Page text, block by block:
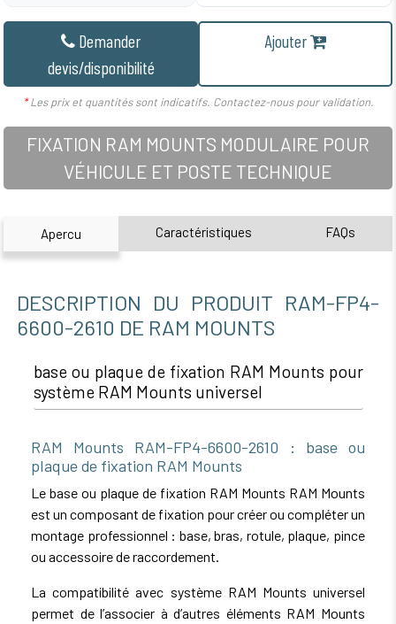
Demander
devis/disponibilité
Ajouter
*Les prix et quantités sont indicatifs. Contactez-nous pour validation.
FIXATION RAM MOUNTS MODULAIRE POUR
VÉHICULE ET POSTE TECHNIQUE
Apercu Caractéristiques FAQs
DESCRIPTION DU PRODUIT RAM-FP4-
6600-2610 DE RAM MOUNTS
base ou plaque de fixation RAM Mounts pour
système RAM Mounts universel
RAM Mounts RAM-FP4-6600-2610 : base ou
plaque de fixation RAM Mounts
Le base ou plaque de fixation RAM Mounts RAM Mounts
est un composant de fixation pour créer ou compléter un
montage professionnel : base, bras, rotule, plaque, pince
ou accessoire de raccordement.
La compatibilité avec système RAM Mounts universel
permet de l’associer à d’autres éléments RAM Mounts